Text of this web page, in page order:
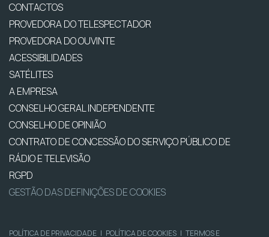
CONTACTOS
PROVEDORA DO TELESPECTADOR
PROVEDORA DO OUVINTE
ACESSIBILIDADES
SATÉLITES
A EMPRESA
CONSELHO GERAL INDEPENDENTE
CONSELHO DE OPINIÃO
CONTRATO DE CONCESSÃO DO SERVIÇO PÚBLICO DE
RÁDIO E TELEVISÃO
RGPD
GESTÃO DAS DEFINIÇÕES DE COOKIES
POLÍTICA DE PRIVACIDADE | POLÍTICA DE COOKIES | TERMOS E